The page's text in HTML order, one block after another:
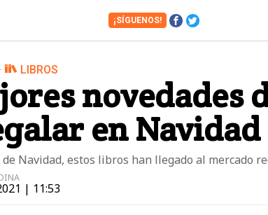
¡SÍGUENOS!
Cámaras
Financiero Hogar
Juguetes Libros
Motos Móviles
Tecnología
Vuelos
LIBROS
novedades
en Navidad
Navidad, estos libros han llegado al mercado
| 11:53